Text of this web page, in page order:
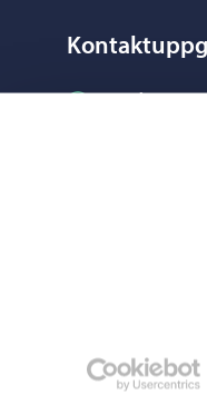
Borgåinfo
Elektroniska
Kartor och